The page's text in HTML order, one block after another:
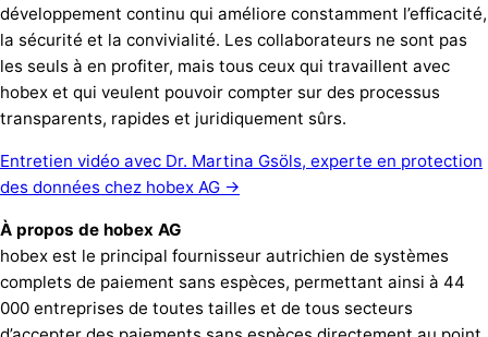
développement continu qui améliore constamment l’efficacité,
la sécurité et la convivialité. Les collaborateurs ne sont pas
les seuls à en profiter, mais tous ceux qui travaillent avec
hobex et qui veulent pouvoir compter sur des processus
transparents, rapides et juridiquement sûrs.
Entretien vidéo avec Dr. Martina Gsöls, experte en protection
des données chez hobex AG →
À propos de hobex AG
hobex est le principal fournisseur autrichien de systèmes
complets de paiement sans espèces, permettant ainsi à 44
000 entreprises de toutes tailles et de tous secteurs